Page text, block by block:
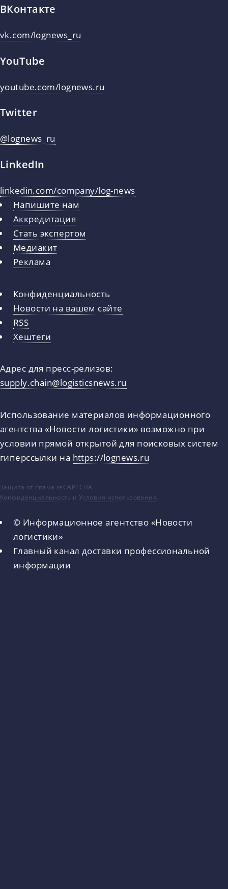
ВКонтакте
vk.com/lognews_ru
YouTube
youtube.com/lognews.ru
Twitter
@lognews_ru
LinkedIn
linkedin.com/company/log-news
Напишите нам
Аккредитация
Стать экспертом
Медиакит
Реклама
Конфиденциальность
Новости на вашем сайте
RSS
Хештеги
Адрес для пресс-релизов:
supply.chain@logisticsnews.ru
Использование материалов информационного
агентства «Новости логистики» возможно при
условии прямой открытой для поисковых систем
гиперссылки на https://lognews.ru
Защита от спама reCAPTCHA
Конфиденциальность иУсловия использования.
© Информационное агентство «Новости
логистики»
Главный канал доставки профессиональной
информации